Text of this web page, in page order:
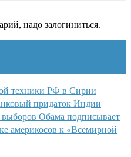
надо залогиниться.
техники РФ в Сирии
придаток Индии
выборов Обама подписывает
америкосов к «Всемирной